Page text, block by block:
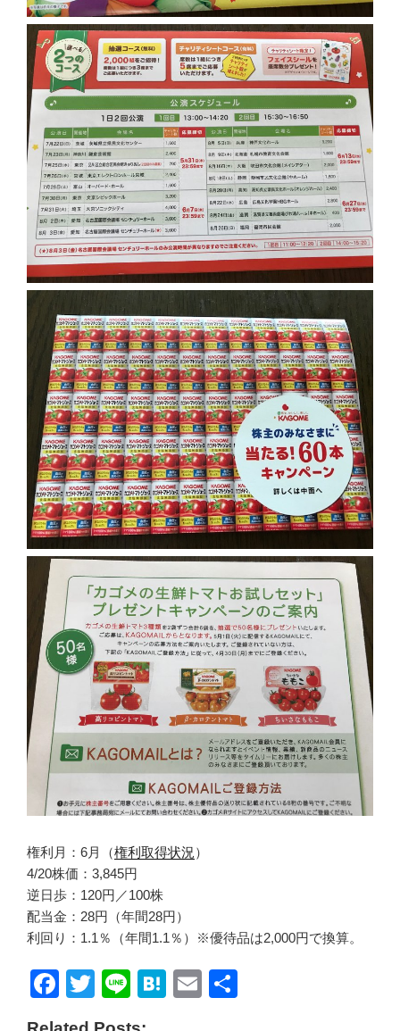
権利月：6月（権利取得状況 ）
4/20株価：3,845円
逆日歩：120円／100株
配当金：28円（年間28円）
利回り：1.1％（年間1.1％）※優待品は2,000円で換算。
F
T
Li
H
E